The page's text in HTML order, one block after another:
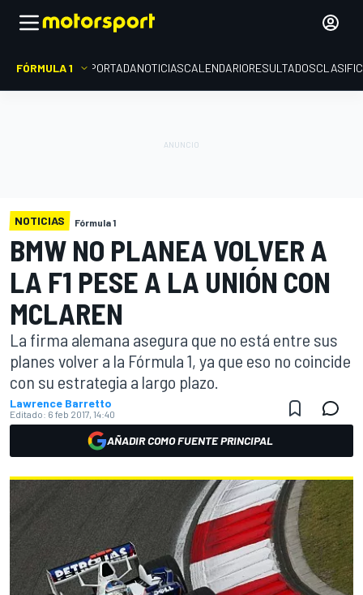
FÓRMULA 1 PORTADANOTICIASCALENDARIORESULTADOS
NOTICIAS Fórmula 1
BMW NO PLANEA VOLVER A
LA F1 PESE A LA UNIÓN CON
MCLAREN
La firma alemana asegura que no está entre sus
planes volver a la Fórmula 1, ya que eso no coincide
con su estrategia a largo plazo.
Lawrence Barretto
Editado: 6 feb 2017, 14:40
AÑADIR COMO FUENTE PRINCIPAL